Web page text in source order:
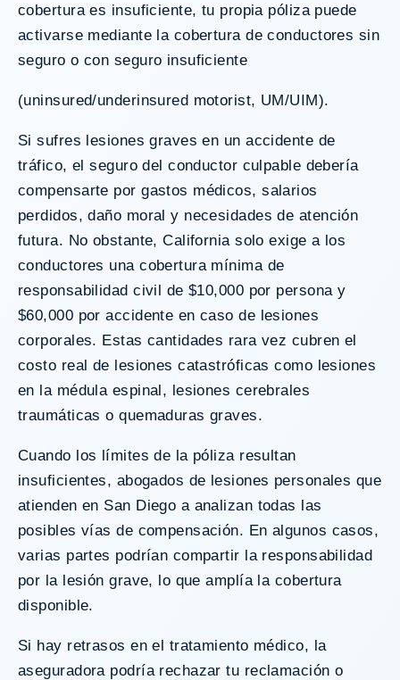
cobertura es insuficiente, tu propia póliza puede
activarse mediante la cobertura de conductores sin
seguro o con seguro insuficiente
(uninsured/underinsured motorist, UM/UIM).
Si sufres lesiones graves en un accidente de
tráfico, el seguro del conductor culpable debería
compensarte por gastos médicos, salarios
perdidos, daño moral y necesidades de atención
futura. No obstante, California solo exige a los
conductores una cobertura mínima de
responsabilidad civil de $10,000 por persona y
$60,000 por accidente en caso de lesiones
corporales. Estas cantidades rara vez cubren el
costo real de lesiones catastróficas como lesiones
en la médula espinal, lesiones cerebrales
traumáticas o quemaduras graves.
Cuando los límites de la póliza resultan
insuficientes, abogados de lesiones personales que
atienden en San Diego a analizan todas las
posibles vías de compensación. En algunos casos,
varias partes podrían compartir la responsabilidad
por la lesión grave, lo que amplía la cobertura
disponible.
Si hay retrasos en el tratamiento médico, la
aseguradora podría rechazar tu reclamación o